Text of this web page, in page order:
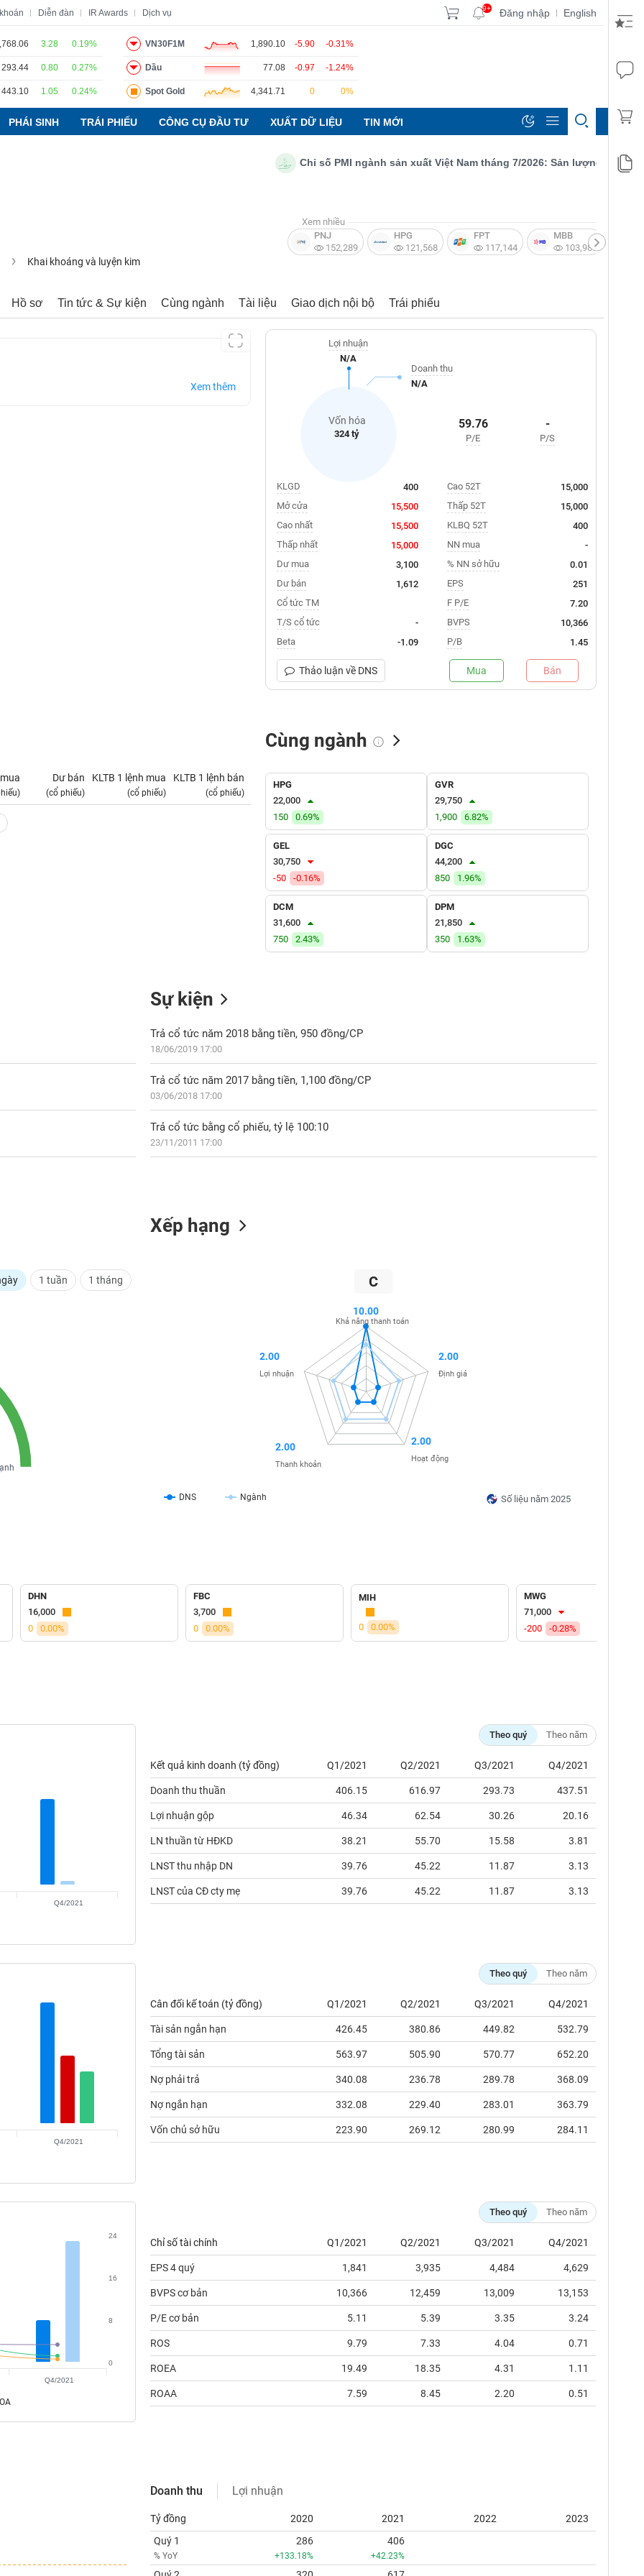
Diễn đàn IR Awards Dịch vụ 9+ Đăng nhập | English
3.28 0.19%
293.44 0.80 0.27%
443.10 1.05 0.24%
VN30F1M 1,890.10 -5.90 -0.31%
Dầu 77.08 -0.97 -1.24%
Spot Gold 4,341.71 0 0%
PHÁI SINH TRÁI PHIẾU CÔNG CỤ ĐẦU TƯ XUẤT DỮ LIỆU TIN MỚI
Chỉ số PMI ngành sản xuất Việt Nam tháng 7/2026: Sản lượng, số lượng
Khai khoáng và luyện kim
Xem nhiều
PNJ
152,289
HPG
121,568
FPT
117,144
MBB
103,987
Hồ sơ Tin tức & Sự kiện Cùng ngành Tài liệu Giao dịch nội bộ Trái phiếu
Xem thêm
Vốn hóa
324 tỷ
Lợi nhuận
N/A
Doanh thu
N/A
59.76
P/E
-
P/S
KLGD
400
Mở cửa
15,500
Cao nhất
15,500
Thấp nhất
15,000
Dư mua
3,100
Dư bán
1,612
Cổ tức TM
T/S cổ tức
-
Beta
-1.09
Cao 52T
15,000
Thấp 52T
15,000
KLBQ 52T
400
NN mua
-
% NN sở hữu
0.01
EPS
251
F P/E
7.20
BVPS
10,366
P/B
1.45
Thảo luận về DNS Mua Bán
Dư bán
(cổ phiếu)
KLTB 1 lệnh mua
(cổ phiếu)
KLTB 1 lệnh bán
(cổ phiếu)
Tự doanh mua
Cùng ngành
HPG
22,000
150
0.69%
GVR
29,750
1,900
6.82%
GEL
30,750
-50
-0.16%
DGC
44,200
850
1.96%
DCM
31,600
750
2.43%
DPM
21,850
350
1.63%
Sự kiện
Trả cổ tức năm 2018 bằng tiền, 950 đồng/CP
18/06/2019 17:00
Trả cổ tức năm 2017 bằng tiền, 1,100 đồng/CP
03/06/2018 17:00
Trả cổ tức bằng cổ phiếu, tỷ lệ 100:10
23/11/2011 17:00
1 tuần 1 tháng
Xếp hạng
C
Số liệu năm 2025
DNS Ngành
10.00
Khả năng thanh toán
2.00
Định giá
2.00
Hoạt động
2.00
Thanh khoản
2.00
Lợi nhuận
DHN
16,000
0
0.00%
FBC
3,700
0
0.00%
MIH
0 0.00%
MWG
71,000
-200
-0.28%
Q4/2021
Theo quý Theo năm
Kết quả kinh doanh (tỷ đồng) Q1/2021 Q2/2021 Q3/2021 Q4/2021
Doanh thu thuần 406.15 616.97 293.73 437.51
Lợi nhuận gộp 46.34 62.54 30.26 20.16
LN thuần từ HĐKD 38.21 55.70 15.58 3.81
LNST thu nhập DN 39.76 45.22 11.87 3.13
LNST của CĐ cty mẹ 39.76 45.22 11.87 3.13
Q4/2021
Theo quý Theo năm
Cân đối kế toán (tỷ đồng) Q1/2021 Q2/2021 Q3/2021 Q4/2021
Tài sản ngắn hạn 426.45 380.86 449.82 532.79
Tổng tài sản 563.97 505.90 570.77 652.20
Nợ phải trả 340.08 236.78 289.78 368.09
Nợ ngắn hạn 332.08 229.40 283.01 363.79
Vốn chủ sở hữu 223.90 269.12 280.99 284.11
0
8
16
24
Q4/2021
Theo quý Theo năm
Chỉ số tài chính Q1/2021 Q2/2021 Q3/2021 Q4/2021
EPS 4 quý 1,841 3,935 4,484 4,629
BVPS cơ bản 10,366 12,459 13,009 13,153
P/E cơ bản 5.11 5.39 3.35 3.24
ROS 9.79 7.33 4.04 0.71
ROEA 19.49 18.35 4.31 1.11
ROAA 7.59 8.45 2.20 0.51
Doanh thu Lợi nhuận
Tỷ đồng 2020 2021 2022
2023
Quý 1
% YoY
286
+133.18%
406
+42.23%
Báo cáo phân tích Thuật ngữ